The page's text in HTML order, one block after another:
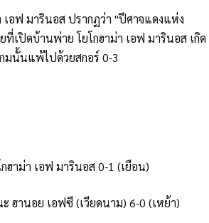
เอฟ มารินอส ปรากฏว่า "ปีศาจแดงแห่ง
เปิดบ้านพ่าย โยโกฮาม่า เอฟ มารินอส เกิด
มนั้นแพ้ไปด้วยสกอร์ 0-3
าม่า เอฟ มารินอส 0-1 (เยือน)
ฮานอย เอฟซี (เวียดนาม) 6-0 (เหย้า)